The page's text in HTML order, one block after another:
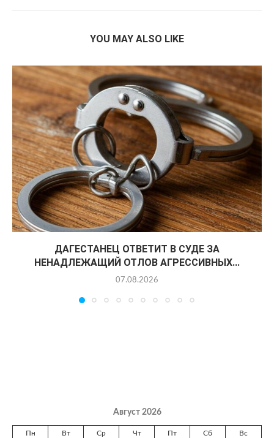
YOU MAY ALSO LIKE
ДАГЕСТАНЕЦ ОТВЕТИТ В СУДЕ ЗА
НЕНАДЛЕЖАЩИЙ ОТЛОВ АГРЕССИВНЫХ...
07.08.2026
Август 2026
Пн Вт Ср Чт Пт Сб Вс